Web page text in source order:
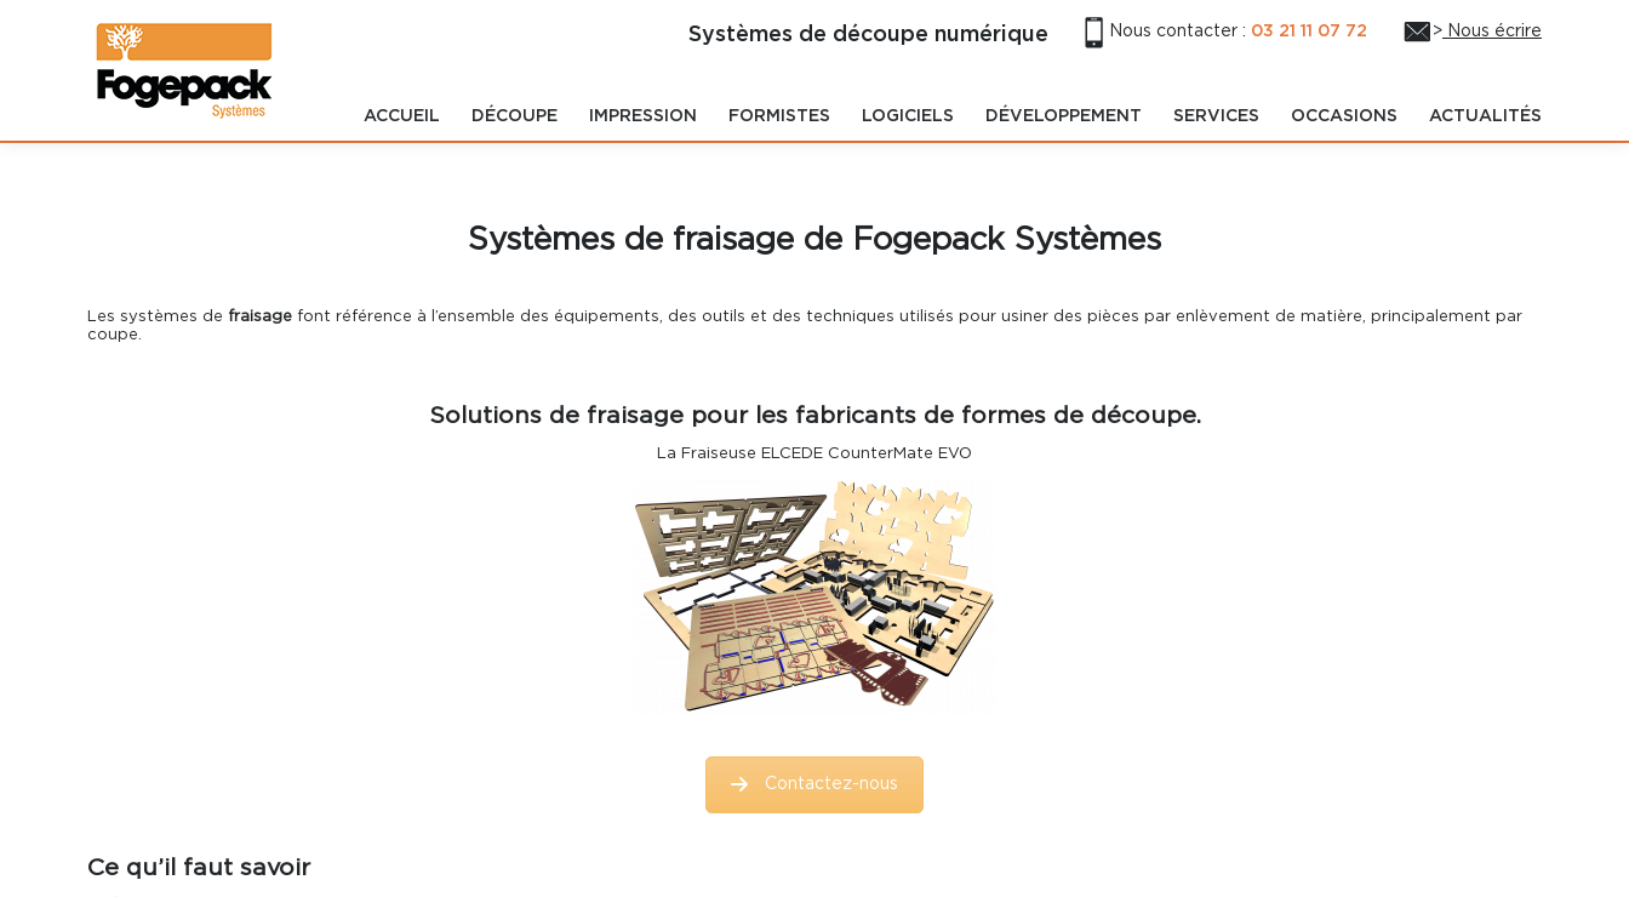
> Nous écrire
Nous contacter : 03 21 11 07 72
Systèmes de découpe numérique
ACCUEIL DÉCOUPE IMPRESSION FORMISTES LOGICIELS DÉVELOPPEMENT SERVICES OCCASIONS ACTUALITÉS
Formistes
Systèmes de fraisage de Fogepack Systèmes
Les systèmes de fraisage font référence à l’ensemble des équipements, des outils et des techniques utilisés pour usiner des pièces par enlèvement de matière, principalement par
coupe.
Solutions de fraisage pour les fabricants de formes de découpe.
La Fraiseuse ELCEDE CounterMate EVO
Contactez-nous
Ce qu’il faut savoir